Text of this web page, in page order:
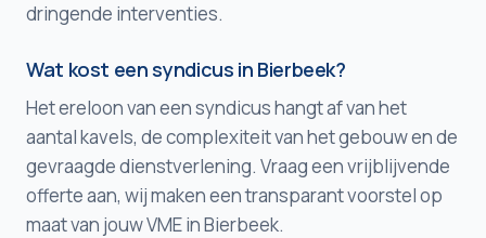
dringende interventies.
Wat kost een syndicus in Bierbeek?
Het ereloon van een syndicus hangt af van het
aantal kavels, de complexiteit van het gebouw en de
gevraagde dienstverlening. Vraag een vrijblijvende
offerte aan, wij maken een transparant voorstel op
maat van jouw VME in Bierbeek.